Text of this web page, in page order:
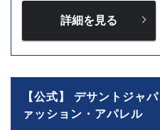
詳細を見る
【公式】 デサントジャ
ァッション・アパレル